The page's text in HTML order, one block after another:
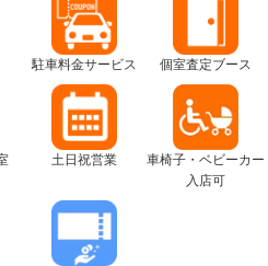
駐車料金サービス 個室査定ブース
土日祝営業
車椅子・ベビーカー
入店可